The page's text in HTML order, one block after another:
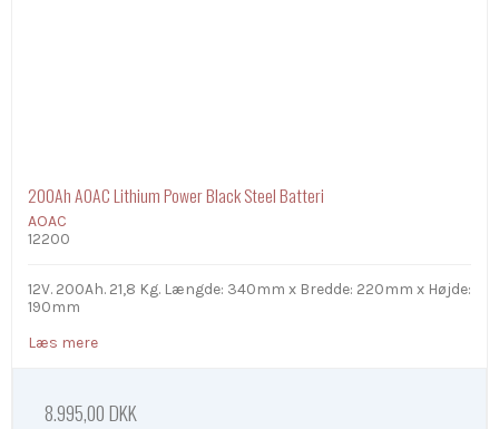
200Ah AOAC Lithium Power Black Steel Batteri
AOAC
12200
12V. 200Ah. 21,8 Kg. Længde: 340mm x Bredde: 220mm x Højde:
190mm
Læs mere
8.995,00 DKK